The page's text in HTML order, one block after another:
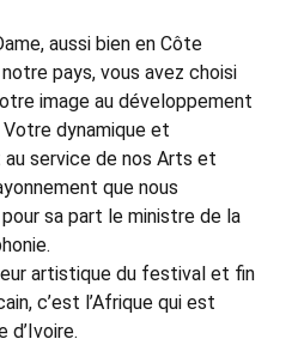
aussi bien en Côte
notre pays, vous avez choisi
image au développement
dynamique et
service de nos Arts et
que nous
sa part le ministre de la
artistique du festival et fin
c’est l’Afrique qui est
d’Ivoire.